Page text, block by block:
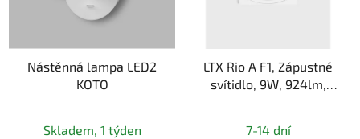
Nástěnná lampa LED2
KOTO
Skladem, 1 týden
LTX Rio A F1, Zápustné
svítidlo, 9W, 924lm,
7-14 dní